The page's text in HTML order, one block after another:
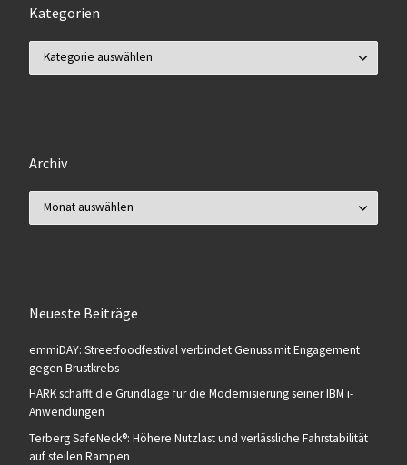
Kategorien
Archiv
Neueste Beiträge
emmiDAY: Streetfoodfestival verbindet Genuss mit Engagement
gegen Brustkrebs
HARK schafft die Grundlage für die Modernisierung seiner IBM i-
Anwendungen
Terberg SafeNeck®: Höhere Nutzlast und verlässliche Fahrstabilität
auf steilen Rampen